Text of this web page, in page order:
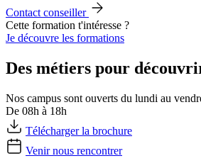
Contact conseiller
Cette formation t'intéresse ?
Je découvre les formations
Des métiers pour
Nos campus sont ouverts du lundi au
De 08h à 18h
Télécharger la brochure
Venir nous rencontrer